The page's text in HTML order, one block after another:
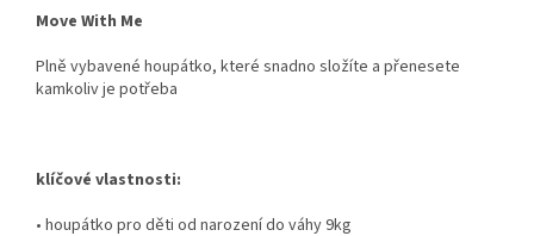
Move With Me
Plně vybavené houpátko, které snadno složíte a přenesete
kamkoliv je potřeba
klíčové vlastnosti:
• houpátko pro děti od narození do váhy 9kg